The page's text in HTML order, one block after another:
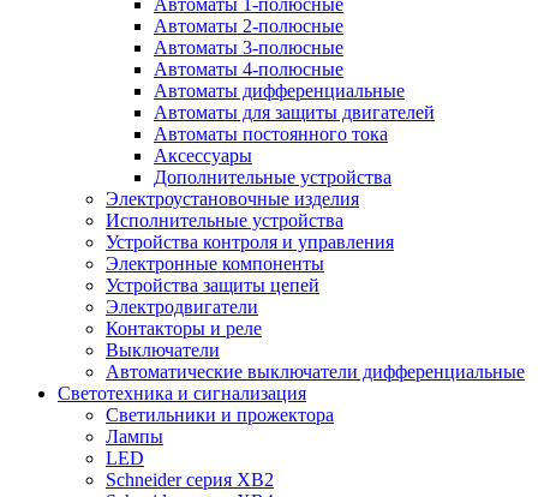
Автоматы 2-полюсные
Автоматы 3-полюсные
Автоматы 4-полюсные
Автоматы дифференциальные
Автоматы для защиты двигателей
Автоматы постоянного тока
Аксессуары
Дополнительные устройства
Электроустановочные изделия
Исполнительные устройства
Устройства контроля и управления
Электронные компоненты
Устройства защиты цепей
Электродвигатели
Контакторы и реле
Выключатели
Автоматические выключатели дифференциальные
Светотехника и сигнализация
Светильники и прожектора
Лампы
LED
Schneider серия XB2